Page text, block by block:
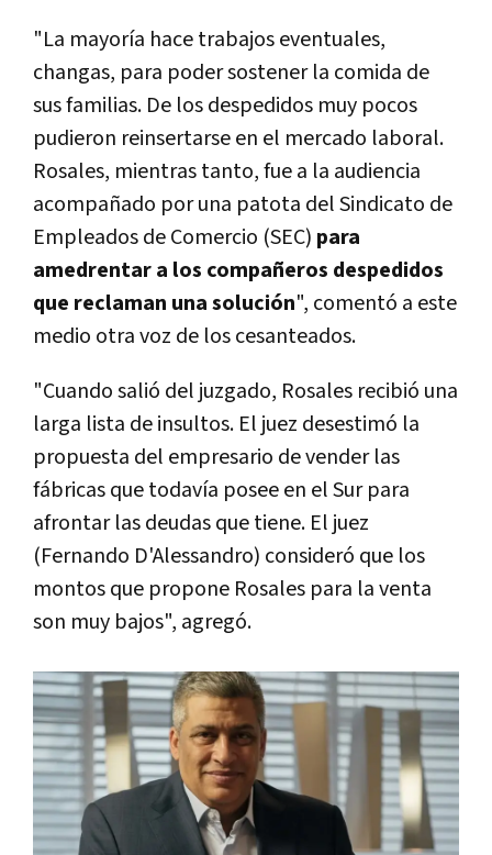
"La mayoría hace trabajos eventuales,
changas, para poder sostener la comida de
sus familias. De los despedidos muy pocos
pudieron reinsertarse en el mercado laboral.
Rosales, mientras tanto, fue a la audiencia
acompañado por una patota del Sindicato de
Empleados de Comercio (SEC) para
amedrentar a los compañeros despedidos
que reclaman una solución", comentó a este
medio otra voz de los cesanteados.
"Cuando salió del juzgado, Rosales recibió una
larga lista de insultos. El juez desestimó la
propuesta del empresario de vender las
fábricas que todavía posee en el Sur para
afrontar las deudas que tiene. El juez
(Fernando D'Alessandro) consideró que los
montos que propone Rosales para la venta
son muy bajos", agregó.